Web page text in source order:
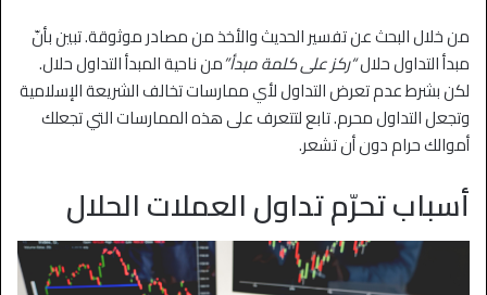
من خلال البحث عن تفسير الحديث والأخذ من مصادر موثوقة. تبين بأنّ
مبدأ التداول حلال“ركز على كلمة مبدأ”من ناحية المبدأ التداول حلال.
لكن بشرط عدم تعرض التداول لأي ممارسات تخالف الشريعة الإسلامية
وتجعل التداول محرم. تابع لتتعرف على هذه الممارسات التي تجعلك
أموالك حرام دون أن تشعر.
أسباب تحرّم تداول العملات الحلال